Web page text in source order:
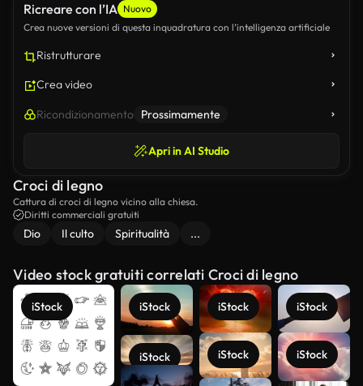
Ricreare con l’IA Nuovo
Crea nuove versioni di questa inquadratura con l’intelligenza artificiale
Ristrutturare
Crea video
Ricondizionamento Prossimamente
Apri in AI Studio
Croci di legno
Cattura di croci di legno vicino alla chiesa.
Diritti commerciali gratuiti
Dio Il culto Spiritualità ...
Video stock gratuiti correlati Croci di legno
iStock iStock
iStock
iStock
iStock
iStock
iStock